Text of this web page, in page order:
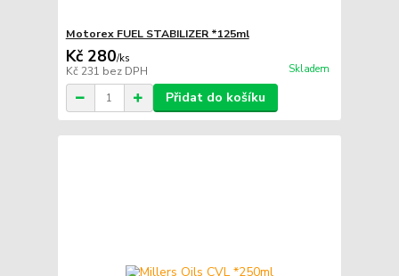
Motorex FUEL STABILIZER *125ml
Kč 280/ks
Kč 231 bez DPH Skladem
Přidat do košíku